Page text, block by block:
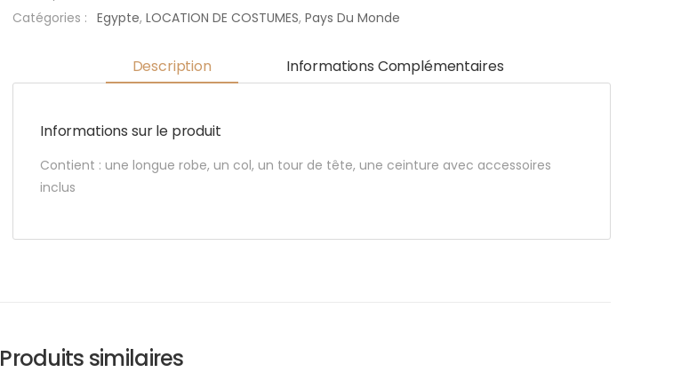
Catégories : Egypte, LOCATION DE COSTUMES, Pays Du Monde
Description Informations Complémentaires
Informations sur le produit
Contient : une longue robe, un col, un tour de tête, une ceinture avec accessoires
inclus
Produits similaires